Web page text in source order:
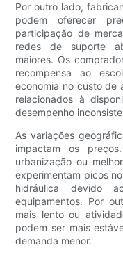
Por outro lado,
podem oferecer
participação de
redes de suporte
maiores. Os
recompensa ao
economia no custo de
relacionados à
desempenho
As variações
impactam os
urbanização ou
experimentam picos
hidráulica devido
equipamentos. Por
mais lento ou
podem ser mais
demanda menor.